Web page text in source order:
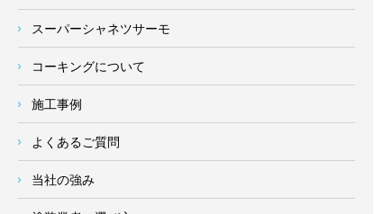
スーパーシャネツサーモ
コーキングについて
施工事例
よくあるご質問
当社の強み